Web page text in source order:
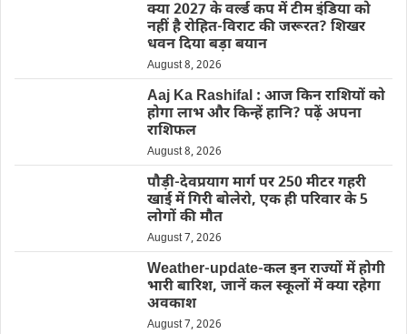
क्या 2027 के वर्ल्ड कप में टीम इंडिया को
नहीं है रोहित-विराट की जरूरत? शिखर
धवन दिया बड़ा बयान
August 8, 2026
Aaj Ka Rashifal : आज किन राशियों को
होगा लाभ और किन्हें हानि? पढ़ें अपना
राशिफल
August 8, 2026
पौड़ी-देवप्रयाग मार्ग पर 250 मीटर गहरी
खाई में गिरी बोलेरो, एक ही परिवार के 5
लोगों की मौत
August 7, 2026
Weather-update-कल इन राज्यों में होगी
भारी बारिश, जानें कल स्कूलों में क्या रहेगा
अवकाश
August 7, 2026